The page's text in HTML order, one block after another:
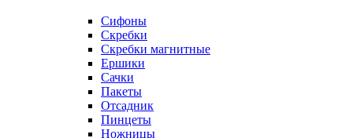
Сифоны
Скребки
Скребки магнитные
Ершики
Сачки
Пакеты
Отсадник
Пинцеты
Ножницы